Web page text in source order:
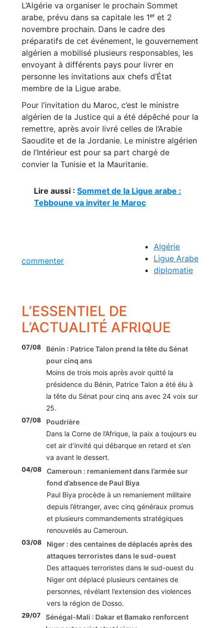
L’Algérie va organiser le prochain Sommet
arabe, prévu dans sa capitale les 1ᵉʳ et 2
novembre prochain. Dans le cadre des
préparatifs de cet événement, le gouvernement
algérien a mobilisé plusieurs responsables, les
envoyant à différents pays pour livrer en
personne les invitations aux chefs d’État
membre de la Ligue arabe.
Pour l’invitation du Maroc, c’est le ministre
algérien de la Justice qui a été dépêché pour la
remettre, après avoir livré celles de l’Arabie
Saoudite et de la Jordanie. Le ministre algérien
de l’Intérieur est pour sa part chargé de
convier la Tunisie et la Mauritanie.
Lire aussi : Sommet de la Ligue arabe :
Tebboune va inviter le Maroc
commenter
Algérie
Ligue Arabe
diplomatie
L’ESSENTIEL DE
L’ACTUALITÉ AFRIQUE
07/08
Bénin : Patrice Talon prend la tête du Sénat
pour cinq ans
Moins de trois mois après avoir quitté la
présidence du Bénin, Patrice Talon a été élu à
la tête du Sénat pour cinq ans avec 24 voix sur
25.
07/08
Poudrière
Dans la Corne de l’Afrique, la paix a toujours eu
cet air d’invité qui débarque en retard et s’en
va avant le dessert.
04/08
Cameroun : remaniement dans l’armée sur
fond d’absence de Paul Biya
Paul Biya procède à un remaniement militaire
depuis l’étranger, avec cinq généraux promus
et plusieurs commandements stratégiques
renouvelés au Cameroun.
03/08
Niger : des centaines de déplacés après des
attaques terroristes dans le sud-ouest
Des attaques terroristes dans le sud-ouest du
Niger ont déplacé plusieurs centaines de
personnes, révélant l’extension des violences
vers la région de Dosso.
29/07
Sénégal-Mali : Dakar et Bamako renforcent